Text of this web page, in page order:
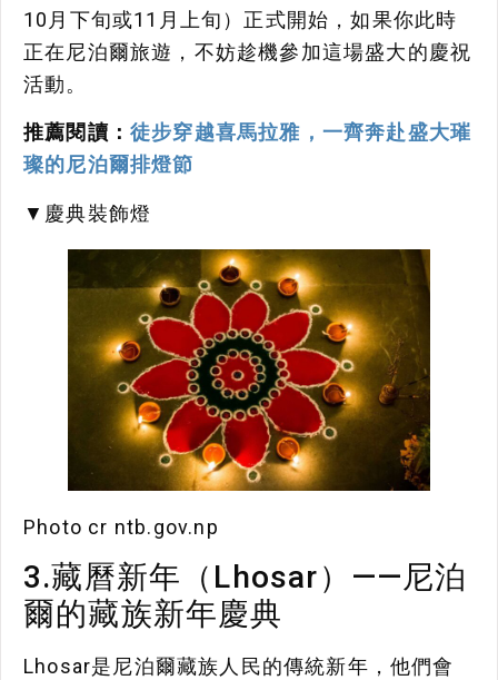
10月下旬或11月上旬）正式開始，如果你此時
正在尼泊爾旅遊，不妨趁機參加這場盛大的慶祝
活動。
推薦閱讀： 徒步穿越喜馬拉雅，一齊奔赴盛大璀
璨的尼泊爾排燈節
▼慶典裝飾燈
Photo cr ntb.gov.np
3.藏曆新年（Lhosar）——尼泊
爾的藏族新年慶典
Lhosar是尼泊爾藏族人民的傳統新年，他們會